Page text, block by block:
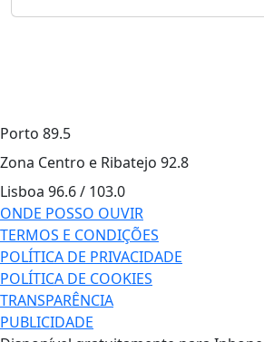
Porto 89.5
Zona Centro e Ribatejo 92.8
Lisboa 96.6 / 103.0
ONDE POSSO OUVIR
TERMOS E CONDIÇÕES
POLÍTICA DE PRIVACIDADE
POLÍTICA DE COOKIES
TRANSPARÊNCIA
PUBLICIDADE